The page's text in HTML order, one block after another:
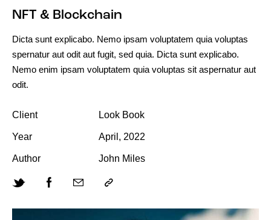
NFT & Blockchain
Dicta sunt explicabo. Nemo ipsam voluptatem quia voluptas
spernatur aut odit aut fugit, sed quia. Dicta sunt explicabo.
Nemo enim ipsam voluptatem quia voluptas sit aspernatur aut
odit.
Client Look Book
Year April, 2022
Author John Miles